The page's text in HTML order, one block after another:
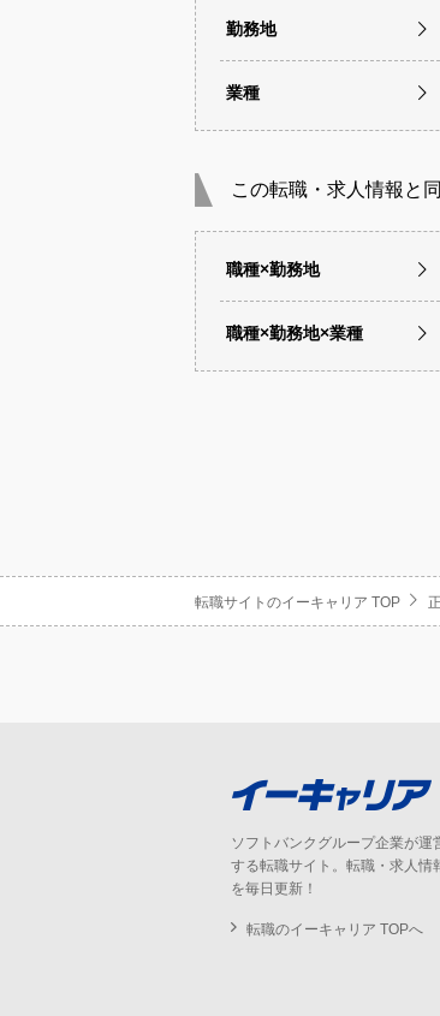
勤務地
業種
この転職・求人情報と
職種×勤務地
職種×勤務地×業種
転職サイトのイーキャリア TOP
ソフトバンクグループ企業が運
する転職サイト。転職・求人情
を毎日更新！
転職のイーキャリア TOPへ